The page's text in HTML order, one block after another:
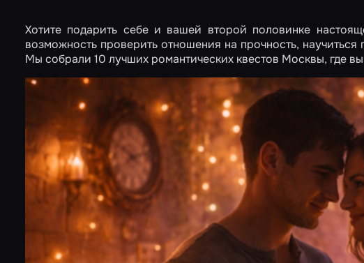
Хотите подарить себе и вашей второй половинке
возможность проверить отношения на прочность,
Мы собрали 10 лучших романтических квестов Москвы, где